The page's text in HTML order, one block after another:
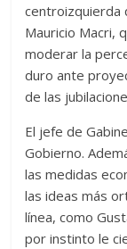
centroizquierda
Mauricio Macri,
moderar la
duro ante
de las
El jefe de
Gobierno.
las medidas
las ideas más
línea, como
por instinto le